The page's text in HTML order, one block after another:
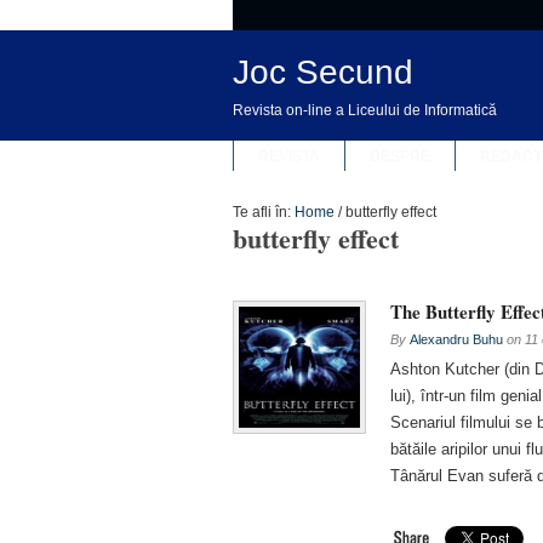
Joc Secund
Revista on-line a Liceului de Informatică
Te afli în: Home / butterfly effect
butterfly effect
The Butterfly
By Alexandru Buhu on 11
Ashton Kutcher (din
lui), într-un film
Scenariul filmului se
bătăile aripilor unui
Tânărul Evan suferă